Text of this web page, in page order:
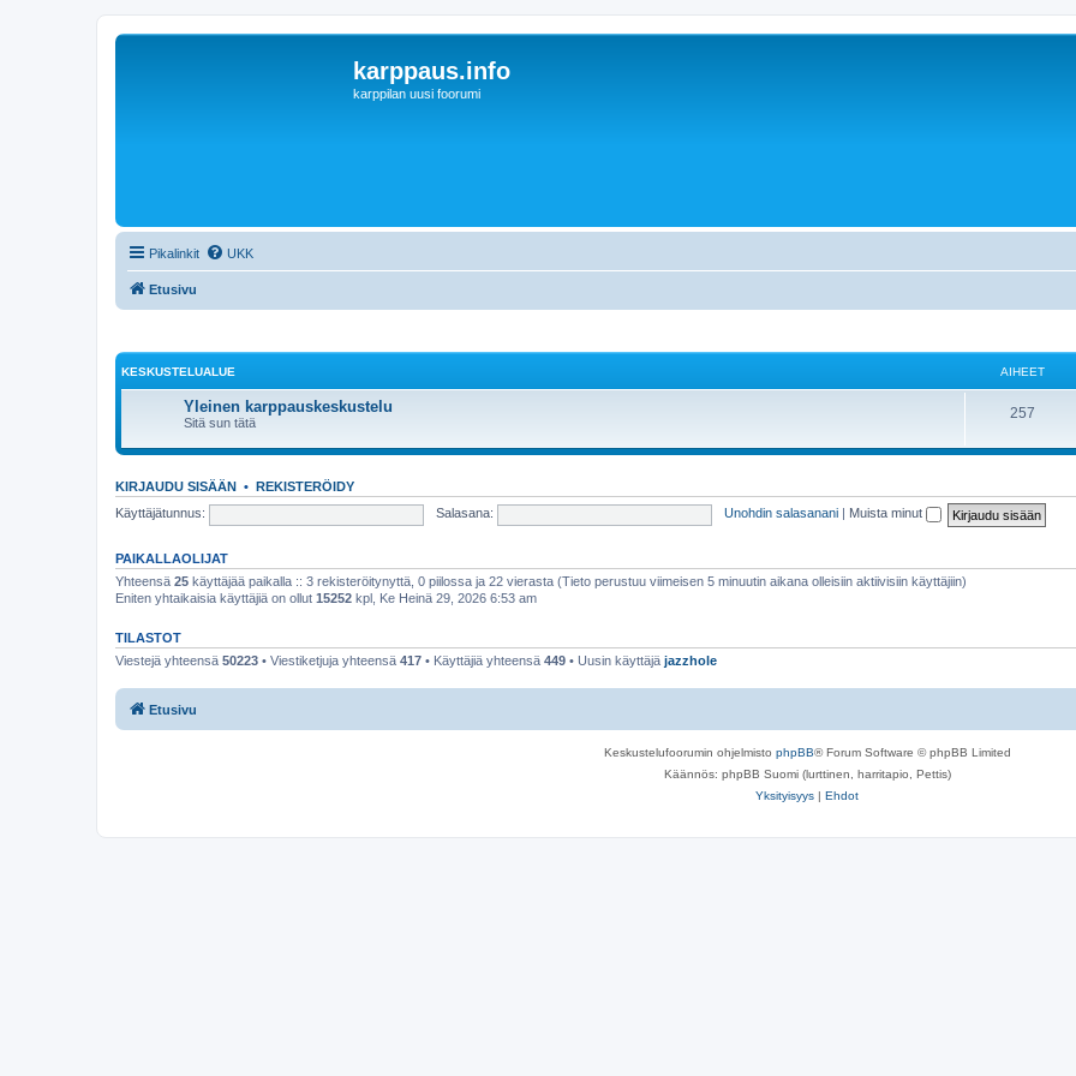
karppaus.info
karppilan uusi foorumi
Pikalinkit UKK
Etusivu
KESKUSTELUALUE AIHEET
Yleinen karppauskeskustelu
Sitä sun tätä
257
KIRJAUDU SISÄÄN • REKISTERÖIDY
Käyttäjätunnus:
Salasana: Unohdin salasanani Muista minut
PAIKALLAOLIJAT
Yhteensä 25 käyttäjää paikalla :: 3 rekisteröitynyttä, 0 piilossa ja 22 vierasta (Tieto perustuu viimeisen 5 minuutin aikana olleisiin aktiivisiin käyttäjiin)
Eniten yhtaikaisia käyttäjiä on ollut 15252 kpl, Ke Heinä 29, 2026 6:53 am
TILASTOT
Viestejä yhteensä 50223 • Viestiketjuja yhteensä 417 • Käyttäjiä yhteensä 449 • Uusin käyttäjä jazzhole
Etusivu
Keskustelufoorumin ohjelmisto phpBB® Forum Software © phpBB Limited
Käännös: phpBB Suomi (lurttinen, harritapio, Pettis)
Yksityisyys | Ehdot